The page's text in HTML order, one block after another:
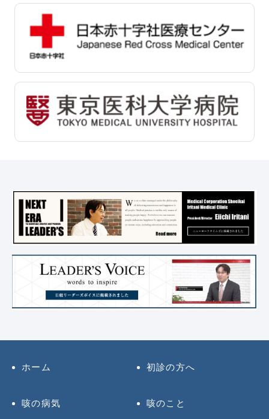
ホーム 初診の方へ
咳の病気 咳のこと